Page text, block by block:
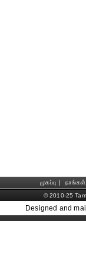
முகப்பு | நாங்கள்
© 2010-25
Designed and